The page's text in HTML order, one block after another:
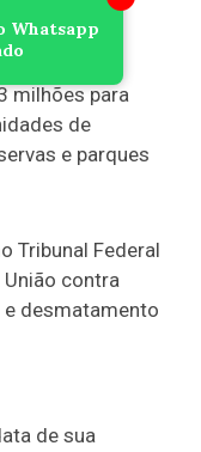
Whatsapp
e
da
milhões para
de
e parques
Tribunal Federal
contra
e desmatamento
de sua